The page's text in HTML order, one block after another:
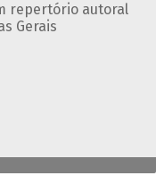
repertório autoral
Gerais